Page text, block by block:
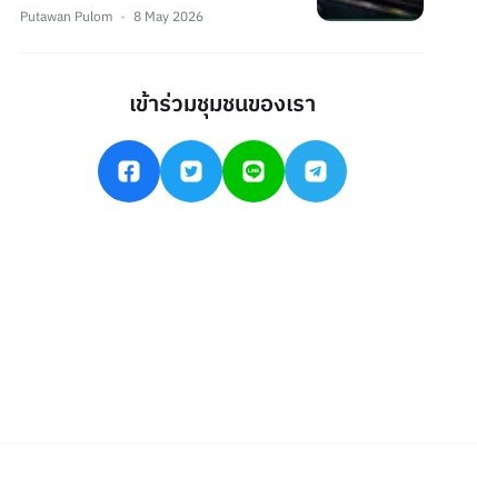
Putawan Pulom 8 May 2026
เข้าร่วมชุมชนของเรา